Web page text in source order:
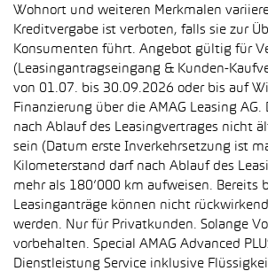
Wohnort und weiteren Merkmalen
Kreditvergabe ist verboten, falls sie zur
Konsumenten führt. Angebot gültig für
(Leasingantragseingang & Kunden-
von 01.07. bis 30.09.2026 oder bis auf
Finanzierung über die AMAG Leasing AG.
nach Ablauf des Leasingvertrages nicht
sein (Datum erste Inverkehrsetzung ist
Kilometerstand darf nach Ablauf des
mehr als 180’000 km aufweisen. Bereits
Leasinganträge können nicht
werden. Nur für Privatkunden. Solange
vorbehalten. Special AMAG Advanced
Dienstleistung Service inklusive